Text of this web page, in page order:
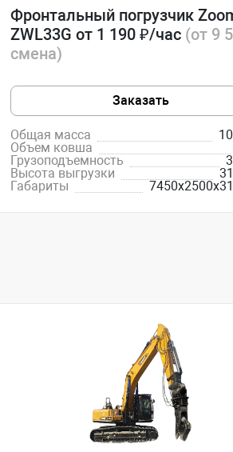
Фронтальный погрузчик
ZWL33G от 1 190 ₽/час (от 9
смена)
Заказать
Общая масса
Объем ковша
Грузоподъемность
Высота выгрузки
Габариты